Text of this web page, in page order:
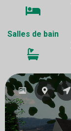
Salles de bain